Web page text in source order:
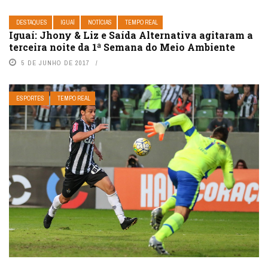
DESTAQUES IGUAÍ NOTÍCIAS TEMPO REAL
Iguaí: Jhony & Liz e Saída Alternativa agitaram a
terceira noite da 1ª Semana do Meio Ambiente
5 DE JUNHO DE 2017
ESPORTES TEMPO REAL